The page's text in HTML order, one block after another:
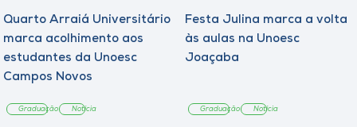
Quarto Arraiá Universitário
marca acolhimento aos
estudantes da Unoesc
Campos Novos
Graduação Notícia
Festa Julina marca a volta
às aulas na Unoesc
Joaçaba
Graduação Notícia